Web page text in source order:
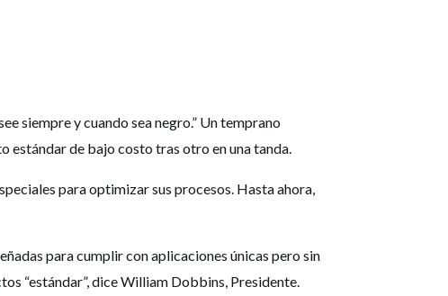
siempre y cuando sea negro.” Un temprano
estándar de bajo costo tras otro en una tanda.
para optimizar sus procesos. Hasta ahora,
para cumplir con aplicaciones únicas pero sin
“estándar”, dice William Dobbins, Presidente.